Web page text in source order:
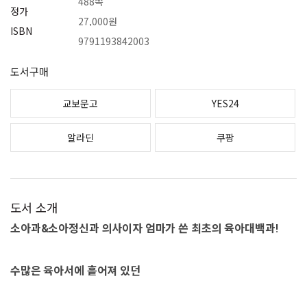
정가
ISBN
27,000원
9791193842003
도서구매
교보문고 YES24
알라딘 쿠팡
도서 소개
소아과&소아정신과 의사이자 엄마가 쓴 최초의 육아대백과!
수많은 육아서에 흩어져 있던